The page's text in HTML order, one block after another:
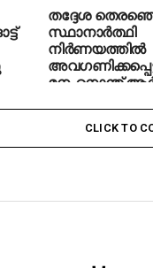
തദ്ദേശ
സ്ഥാനാര്‍ത്ഥി
നിര്‍ണയത്തില്‍
മനംനൊന്ത്
ചെയ്തു
CLICK TO